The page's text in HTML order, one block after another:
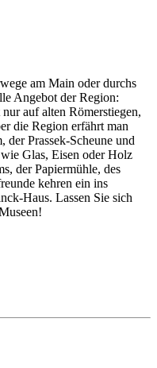
am Main oder durchs
Angebot der Region:
auf alten Römerstiegen,
die Region erfährt man
der Prassek-Scheune und
Glas, Eisen oder Holz
der Papiermühle, des
kehren ein ins
Haus. Lassen Sie sich